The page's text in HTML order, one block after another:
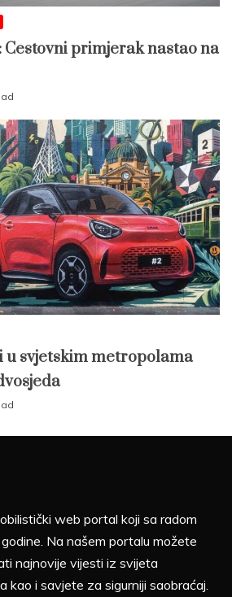
primjerak nastao na
u svjetskim metropolama
web portal koji sa radom
Na našem portalu možete
najnovije vijesti iz svijeta
kao i savjete za sigurniji saobraćaj.